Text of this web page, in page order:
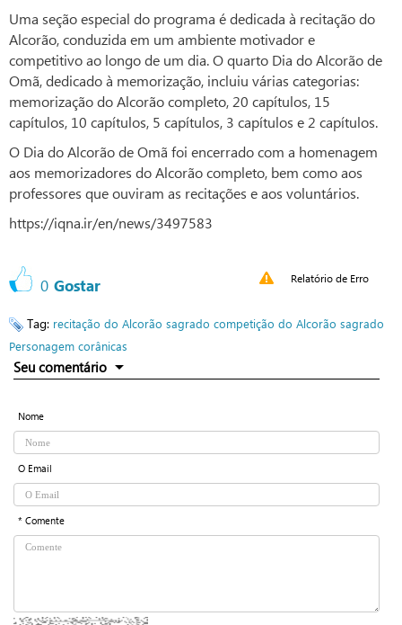
Uma seção especial do programa é dedicada à recitação do
Alcorão, conduzida em um ambiente motivador e
competitivo ao longo de um dia. O quarto Dia do Alcorão de
Omã, dedicado à memorização, incluiu várias categorias:
memorização do Alcorão completo, 20 capítulos, 15
capítulos, 10 capítulos, 5 capítulos, 3 capítulos e 2 capítulos.
O Dia do Alcorão de Omã foi encerrado com a homenagem
aos memorizadores do Alcorão completo, bem como aos
professores que ouviram as recitações e aos voluntários.
https://iqna.ir/en/news/3497583
0 Gostar Relatório de Erro
Tag: recitação do Alcorão sagrado competição do Alcorão sagrado
Personagem corânicas
Seu comentário
Nome
O Email
* Comente